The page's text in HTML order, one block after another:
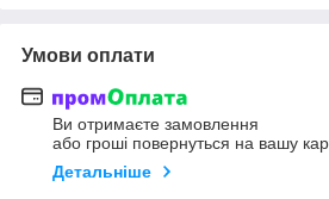
Умови оплати
Ви отримаєте замовлення
або гроші повернуться на вашу
Детальніше